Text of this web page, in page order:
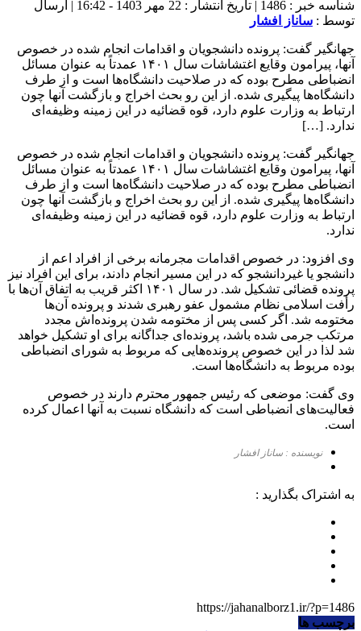
شناسه خبر : 1486 | تاریخ انتشار : 22 مهر 1403 - 16:42 | ارسال
توسط : ساناز افشار
جهانگیر گفت: پرونده دانشجویان و اقدامات انجام شده در خصوص
آنها، پیرامون وقایع اغتشاشات سال ۱۴۰۱ عمدتاً به عنوان مسائل
انضباطی مطرح بوده که در صلاحیت دانشگاه‌ها است و از طرف
دانشگاه‌ها پیگیری شده. از این رو بحث اخراج و بازگشت آنها چون
ارتباط به وزارت علوم دارد، قوه قضائیه در این زمینه وظیفه‌ای
ندارد. […]
جهانگیر گفت: پرونده دانشجویان و اقدامات انجام شده در خصوص
آنها، پیرامون وقایع اغتشاشات سال ۱۴۰۱ عمدتاً به عنوان مسائل
انضباطی مطرح بوده که در صلاحیت دانشگاه‌ها است و از طرف
دانشگاه‌ها پیگیری شده. از این رو بحث اخراج و بازگشت آنها چون
ارتباط به وزارت علوم دارد، قوه قضائیه در این زمینه وظیفه‌ای
ندارد.
وی افزود: در خصوص اقدامات مجرمانه برخی از افراد اعم از
دانشجو یا غیردانشجو که در این مسیر انجام دادند، برای این افراد نیز
پرونده قضائی تشکیل شد. در سال ۱۴۰۱ اکثر قریب به اتفاق آن‌ها با
رأفت اسلامی نظام مشمول عفو رهبری شدند و پرونده آن‌ها
مختومه شد. اگر کسی پس از مختومه شدن پرونده‌اش مجدد
مرتکب جرمی شده باشد، پرونده‌ای جداگانه برای او تشکیل خواهد
شد لذا در این خصوص پرونده‌هایی که مربوط به شورای انضباطی
بوده مربوط به دانشگاه‌ها است.
وی گفت: موضعی که رئیس جمهور محترم دارند در خصوص
فعالیت‌های انضباطی است که دانشگاه نسبت به آنها اعمال کرده‌
است.
نویسنده : ساناز افشار
به اشتراک بگذارید :
https://jahanalborz1.ir/?p=1486
برچسب ها